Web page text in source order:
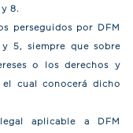
8.
perseguidos por DFM
5, siempre que sobre
o los derechos y
el cual conocerá dicho
aplicable a DFM